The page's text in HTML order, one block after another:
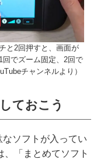
と2回押すと、画面が
でズーム固定、2回で
チャンネルより）
ておこう
ソフトが入ってい
「まとめてソフト